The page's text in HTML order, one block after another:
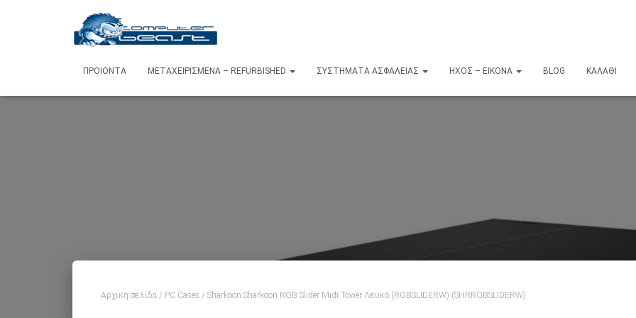
ΠΡΟΙΌΝΤΑ ΜΕΤΑΧΕΙΡΙΣΜΈΝΑ – REFURBISHED ΣΥΣΤΉΜΑΤΑ ΑΣΦΑΛΕΊΑΣ ΉΧΟΣ – ΕΙΚΌΝΑ BLOG ΚΑΛΆΘΙ
Αρχική σελίδα / PC Cases / Sharkoon Sharkoon RGB Slider Midi Tower Λευκό (RGBSLIDERW) (SHRRGBSLIDERW)